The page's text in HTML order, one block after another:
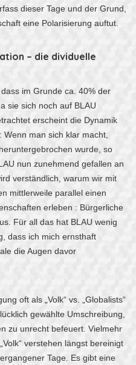
dieser Tage und der Grund,
eine Polarisierung auftut.
– die dividuelle
im Grunde ca. 40% der
sie sich noch auf BLAU
erscheint die Dynamik
Wenn man sich klar macht,
wurde, so
nun zunehmend gefallen an
verständlich, warum wir mit
mittlerweile parallel einen
erleben : Bürgerliche
Für all das hat BLAU wenig
dass ich mich ernsthaft
die Augen davor
oft als „Volk“ vs. „Globalists“
gewählte Umschreibung,
zu unrecht befeuert. Vielmehr
verstehen längst bereinigt
Tage. Es gibt eine